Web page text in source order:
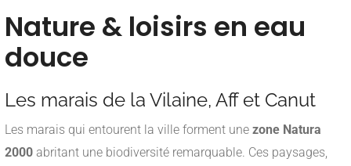
Nature & loisirs en eau
douce
Les marais de la Vilaine, Aff et Canut
Les marais qui entourent la ville forment une zone Natura
2000 abritant une biodiversité remarquable. Ces paysages,